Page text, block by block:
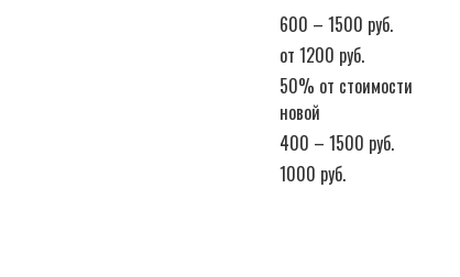
600 – 1500 руб.
от 1200 руб.
50% от стоимости
новой
400 – 1500 руб.
1000 руб.